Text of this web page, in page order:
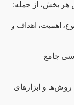
هر بخش، از جمله:
اهمیت، اهداف و
جامع
و ابزارهای